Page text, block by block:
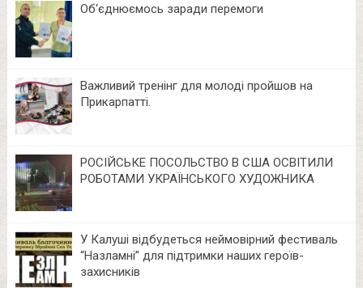
Об‘єднюємось заради перемоги
Важливий тренінг для молоді пройшов на
Прикарпатті.
РОСІЙСЬКЕ ПОСОЛЬСТВО В США ОСВІТИЛИ
РОБОТАМИ УКРАЇНСЬКОГО ХУДОЖНИКА
У Калуші відбудеться неймовірний фестиваль
“Назламні” для підтримки наших героїв-
захисників